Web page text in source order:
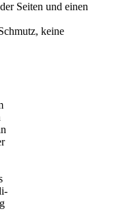
Seiten und einen
keine